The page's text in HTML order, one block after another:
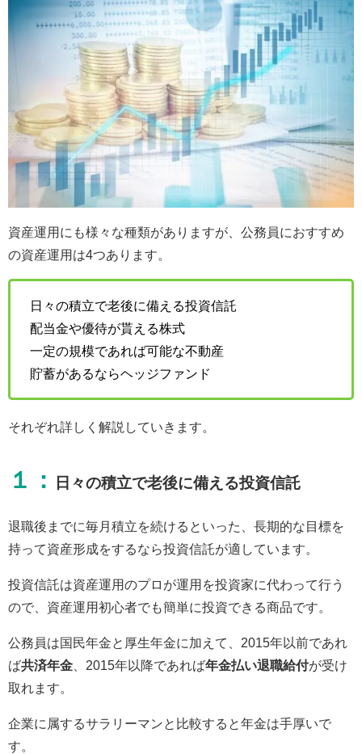
資産運用にも様々な種類がありますが、公務員におすすめ
の資産運用は4つあります。
日々の積立で老後に備える投資信託
配当金や優待が貰える株式
一定の規模であれば可能な不動産
貯蓄があるならヘッジファンド
それぞれ詳しく解説していきます。
１： 日々の積立で老後に備える投資信託
退職後までに毎月積立を続けるといった、長期的な目標を
持って資産形成をするなら投資信託が適しています。
投資信託は資産運用のプロが運用を投資家に代わって行う
ので、資産運用初心者でも簡単に投資できる商品です。
公務員は国民年金と厚生年金に加えて、2015年以前であれ
ば共済年金 、2015年以降であれば年金払い退職給付が受け
取れます。
企業に属するサラリーマンと比較すると年金は手厚いで
す。